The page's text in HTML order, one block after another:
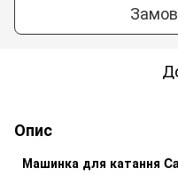
Опис
Машинка для катання